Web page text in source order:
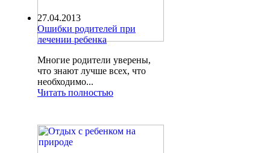
27.04.2013
Ошибки родителей при
лечении ребенка
Многие родители уверены,
что знают лучше всех, что
необходимо...
Читать полностью